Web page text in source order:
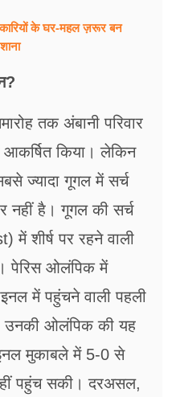
के घर-महल ज़रूर बन
तक अंबानी परिवार
किया। लेकिन
ज्यादा गूगल में सर्च
नहीं है। गूगल की सर्च
शीर्ष पर रहने वाली
पेरिस ओलंपिक में
में पहुंचने वाली पहली
उनकी ओलंपिक की यह
मुकाबले में 5-0 से
पहुंच सकी। दरअसल,